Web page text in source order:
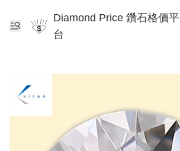
Diamond Price 鑽石格價平
台